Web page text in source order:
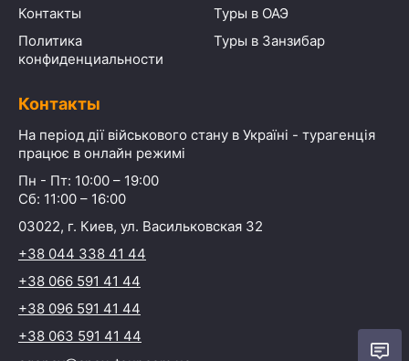
Контакты
Политика
конфиденциальности
Туры в ОАЭ
Туры в Занзибар
Контакты
На період дії військового стану в Україні - турагенція
працює в онлайн режимі
Пн - Пт: 10:00 – 19:00
Сб: 11:00 – 16:00
03022, г. Киев, ул. Васильковская 32
+38 044 338 41 44
+38 066 591 41 44
+38 096 591 41 44
+38 063 591 41 44